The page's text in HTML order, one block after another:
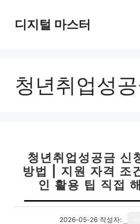
디지털 마스터
청년취업성
청년취업성공금 신
방법 | 지원 자격 조
인 활용 팁 직접
2026-05-26 작성자: